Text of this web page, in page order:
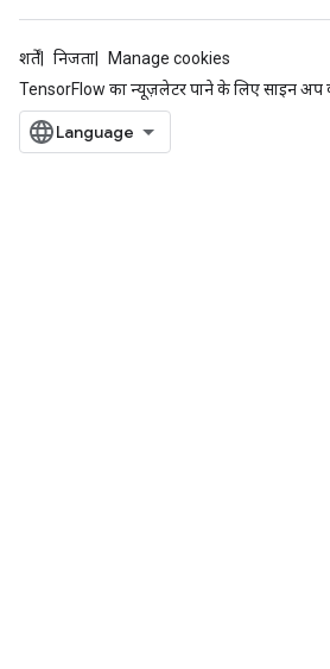
शर्तें निजता
Manage cookies
TensorFlow का न्यूज़लेटर पाने के लिए साइन अप